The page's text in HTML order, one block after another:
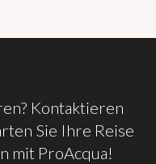
Kontaktieren
Sie Ihre Reise
mit ProAcqua!